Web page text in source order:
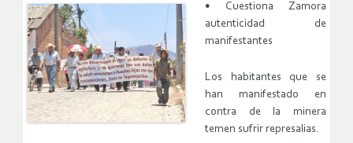
• Cuestiona Zamora
autenticidad de
manifestantes
Los habitantes que se
han manifestado en
contra de la minera
temen sufrir represalias.